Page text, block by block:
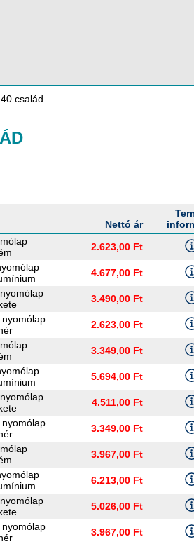
család
Nettó ár
2.623,00 Ft
4.677,00 Ft
3.490,00 Ft
nyomólap
2.623,00 Ft
3.349,00 Ft
5.694,00 Ft
4.511,00 Ft
nyomólap
3.349,00 Ft
3.967,00 Ft
6.213,00 Ft
5.026,00 Ft
nyomólap
3.967,00 Ft